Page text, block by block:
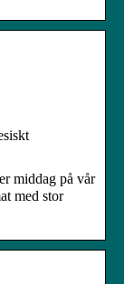
middag på vår
med stor